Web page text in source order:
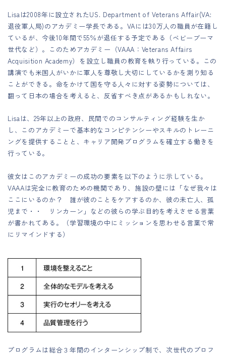
Lisaは2008年に設立されたUS. Department of Veterans Affair(VA:
退役軍人局)のアカデミー学長である。VAには30万人の職員が在籍し
ているが、今後10年間で55％が退任する予定である（ベビーブーマ
世代など）。このためアカデミー（VAAA：Veterans Affairs
Acquisition Academy）を設立し職員の教育を執り行っている。この
講演でも米国人がいかに軍人を尊敬し大切にしているかを測り知る
ことができる。命をかけて国を守る人々に対する姿勢については、
翻って日本の場合を考えると、反省すべき点があるかもしれない。
Lisaは、29年以上の政府、民間でのコンサルティング経験を生か
し、このアカデミーで基本的なコンピテンシーやスキルのトレーニ
ングを提供することと、キャリア開発プログラムを確立する働きを
行っている。
彼女はこのアカデミーの成功の要素を以下のように示している。
VAAAは完全に教育のための機関であり、施設の壁には「なぜ我々は
ここにいるのか？ 誰が彼のことをケアするのか、彼の未亡人、孤
児まで・・ リンカーン」などの彼らの学ぶ目的を考えさせる言葉
が書かれてある。（学習環境の中にミッションを思わせる言葉で常
にリマインドする）
プログラムは総合３年間のインターンシップ制で、次世代のプロフ